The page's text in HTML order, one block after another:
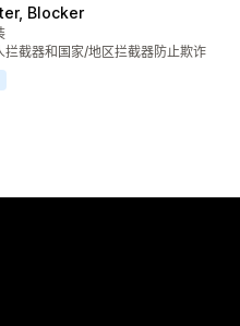
Blocker
拦截器和国家/地区拦截器防止欺诈